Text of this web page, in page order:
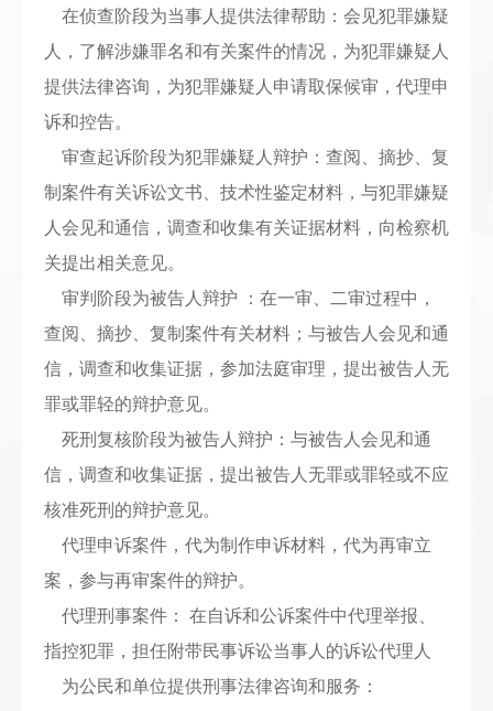
在侦查阶段为当事人提供法律帮助：会见犯罪嫌疑
人，了解涉嫌罪名和有关案件的情况，为犯罪嫌疑人
提供法律咨询，为犯罪嫌疑人申请取保候审，代理申
诉和控告。
审查起诉阶段为犯罪嫌疑人辩护：查阅、摘抄、复
制案件有关诉讼文书、技术性鉴定材料，与犯罪嫌疑
人会见和通信，调查和收集有关证据材料，向检察机
关提出相关意见。
审判阶段为被告人辩护
：在一审、二审过程中，
查阅、摘抄、复制案件有关材料；与被告人会见和通
信，调查和收集证据，参加法庭审理，提出被告人无
罪或罪轻的辩护意见。
死刑复核阶段为被告人辩护：与被告人会见和通
信，调查和收集证据，提出被告人无罪或罪轻或不应
核准死刑的辩护意见。
代理申诉案件，代为制作申诉材料，代为再审立
案，参与再审案件的辩护。
代理刑事案件：
在自诉和公诉案件中代理举报、
指控犯罪，担任附带民事诉讼当事人的诉讼代理人
为公民和单位提供刑事法律咨询和服务：